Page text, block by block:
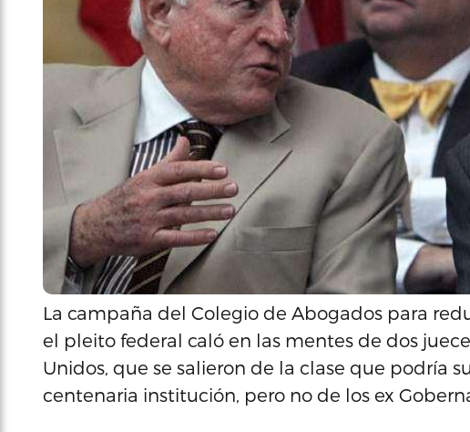
La campaña del Colegio de Abogados para
el pleito federal caló en las mentes de dos
Unidos, que se salieron de la clase que podría
centenaria institución, pero no de los ex